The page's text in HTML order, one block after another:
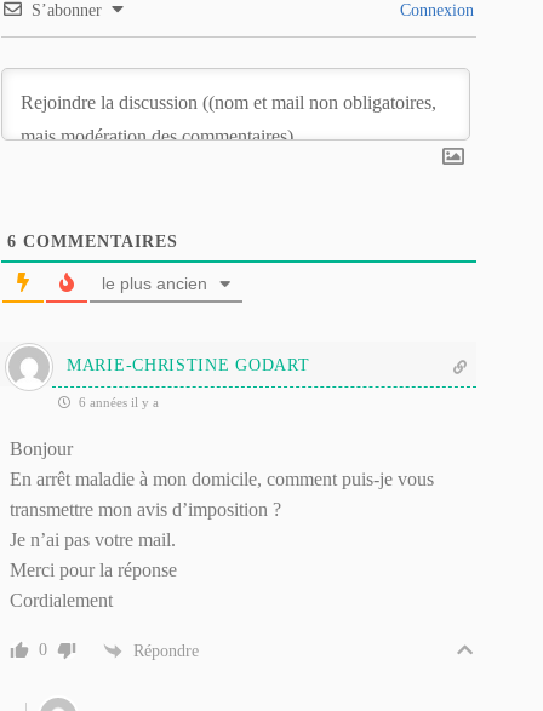
S’abonner Connexion
6 COMMENTAIRES
le plus ancien
MARIE-CHRISTINE GODART
6 années il y a
Bonjour
En arrêt maladie à mon domicile, comment puis-je vous
transmettre mon avis d’imposition ?
Je n’ai pas votre mail.
Merci pour la réponse
Cordialement
0 Répondre